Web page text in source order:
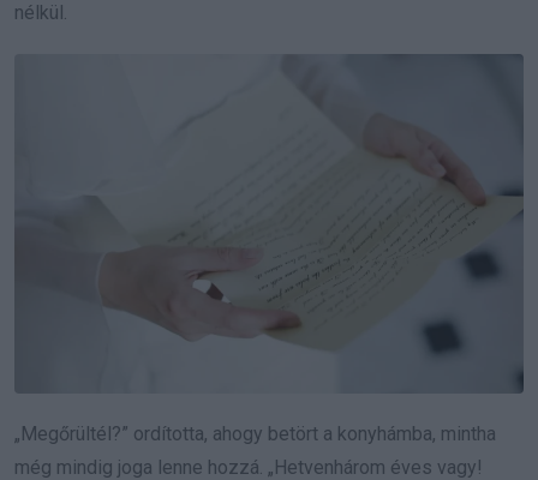
nélkül.
„Megőrültél?” ordította, ahogy betört a konyhámba, mintha
még mindig joga lenne hozzá. „Hetvenhárom éves vagy!